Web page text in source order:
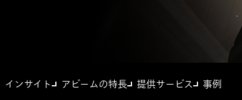
インサイト アビームの特長 提供サービス 事例